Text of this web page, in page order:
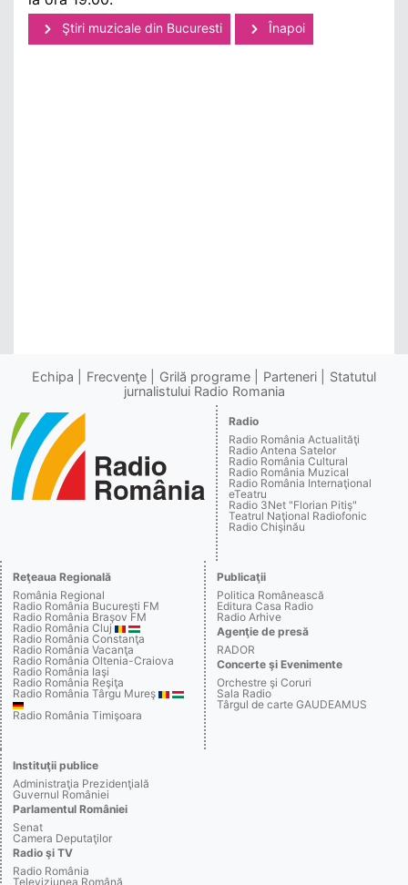
Ştiri muzicale din Bucuresti Înapoi
Echipa Frecvenţe Grilă programe Parteneri
Statutul
jurnalistului Radio Romania
Radio
Radio România Actualităţi
Radio Antena Satelor
Radio România Cultural
Radio România Muzical
Radio România Internaţional
eTeatru
Radio 3Net "Florian Pitiş"
Teatrul Naţional Radiofonic
Radio Chişinău
Reţeaua Regională
România Regional
Radio România Bucureşti FM
Radio România Braşov FM
Radio România Cluj
Radio România Constanţa
Radio România Vacanţa
Radio România Oltenia-Craiova
Radio România Iaşi
Radio România Reşiţa
Radio România Târgu Mureş
Radio România Timişoara
Publicaţii
Politica Românească
Editura Casa Radio
Radio Arhive
Agenţie de presă
RADOR
Concerte şi Evenimente
Orchestre şi Coruri
Sala Radio
Târgul de carte GAUDEAMUS
Instituţii publice
Administraţia Prezidenţială
Guvernul României
Parlamentul României
Senat
Camera Deputaţilor
Radio şi TV
Radio România
Televiziunea Română